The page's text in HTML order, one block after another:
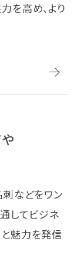
を高め、より
刺などをワン
してビジネ
と魅力を発信